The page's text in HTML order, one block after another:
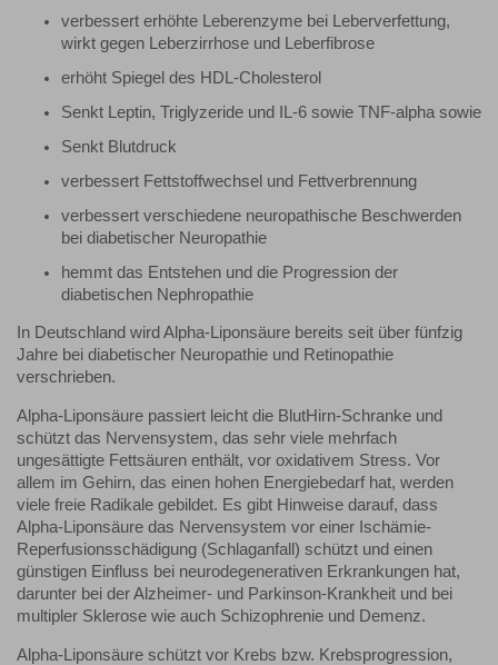
verbessert erhöhte Leberenzyme bei Leberverfettung,
wirkt gegen Leberzirrhose und Leberfibrose
erhöht Spiegel des HDL-Cholesterol
Senkt Leptin, Triglyzeride und IL-6 sowie TNF-alpha sowie
Senkt Blutdruck
verbessert Fettstoffwechsel und Fettverbrennung
verbessert verschiedene neuropathische Beschwerden
bei diabetischer Neuropathie
hemmt das Entstehen und die Progression der
diabetischen Nephropathie
In Deutschland wird Alpha-Liponsäure bereits seit über fünfzig
Jahre bei diabetischer Neuropathie und Retinopathie
verschrieben.
Alpha-Liponsäure passiert leicht die BlutHirn-Schranke und
schützt das Nervensystem, das sehr viele mehrfach
ungesättigte Fettsäuren enthält, vor oxidativem Stress. Vor
allem im Gehirn, das einen hohen Energiebedarf hat, werden
viele freie Radikale gebildet. Es gibt Hinweise darauf, dass
Alpha-Liponsäure das Nervensystem vor einer Ischämie-
Reperfusionsschädigung (Schlaganfall) schützt und einen
günstigen Einfluss bei neurodegenerativen Erkrankungen hat,
darunter bei der Alzheimer- und Parkinson-Krankheit und bei
multipler Sklerose wie auch Schizophrenie und Demenz.
Alpha-Liponsäure schützt vor Krebs bzw. Krebsprogression,